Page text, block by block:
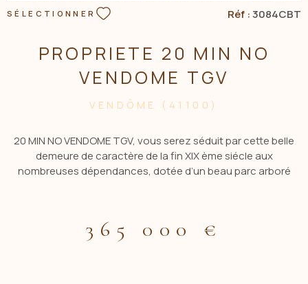
SÉLECTIONNER Réf :3084CBT
PROPRIETE 20 MIN NO
VENDOME TGV
VENDÔME (41100)
20 MIN NO VENDOME TGV, vous serez séduit par cette belle
demeure de caractère de la fin XIX ème siécle aux
nombreuses dépendances, dotée d’un beau parc arboré
étage composée d'un palier desservant 2 chambres et une
salle d'eau avec wc. La deuxième entrée vous permettra
365 000 €